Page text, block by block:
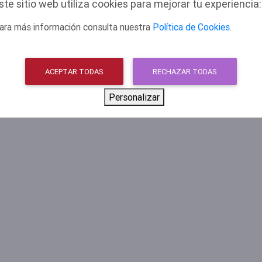
© 2026 AYUNTAMIENTO DE ALCORCÓN
sitio web utiliza cookies para mejorar tu experiencia:
más información consulta nuestra Política de Cookies.
ACEPTAR TODAS RECHAZAR TODAS
Personalizar